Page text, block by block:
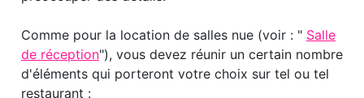
Comme pour la location de salles nue (voir : " Salle
de réception"), vous devez réunir un certain nombre
d'éléments qui porteront votre choix sur tel ou tel
restaurant :